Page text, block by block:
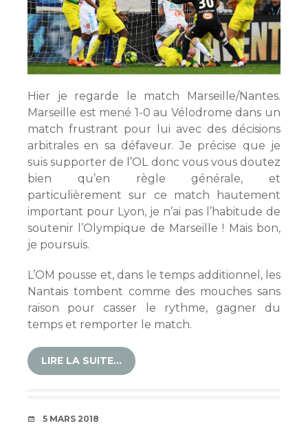
Hier je regarde le match Marseille/Nantes.
Marseille est mené 1-0 au Vélodrome dans un
match frustrant pour lui avec des décisions
arbitrales en sa défaveur. Je précise que je
suis supporter de l’OL donc vous vous doutez
bien qu’en règle générale, et
particulièrement sur ce match hautement
important pour Lyon, je n’ai pas l’habitude de
soutenir l’Olympique de Marseille ! Mais bon,
je poursuis.
L’OM pousse et, dans le temps additionnel, les
Nantais tombent comme des mouches sans
raison pour casser le rythme, gagner du
temps et remporter le match.
LIRE LA SUITE…
DATE
5 MARS 2018